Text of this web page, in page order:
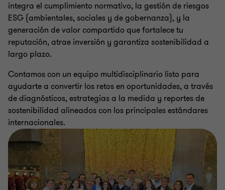
integra el cumplimiento normativo, la gestión de riesgos
ESG (ambientales, sociales y de gobernanza), y la
generación de valor compartido que fortalece tu
reputación, atrae inversión y garantiza sostenibilidad a
largo plazo.
Contamos con un equipo multidisciplinario listo para
ayudarte a convertir los retos en oportunidades, a través
de diagnósticos, estrategias a la medida y reportes de
sostenibilidad alineados con los principales estándares
internacionales.